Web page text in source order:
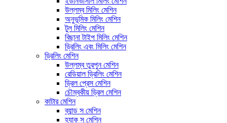
উল্লম্ব মিলিং মেশিন
অনুভূমিক মিলিং মেশিন
টুল মিলিং মেশিন
বিছানা টাইপ মিলিং মেশিন
ড্রিলিং এবং মিলিং মেশিন
ড্রিলিং মেশিন
উল্লম্ব তুরপুন মেশিন
রেডিয়াল ড্রিলিং মেশিন
ড্রিল প্রেস মেশিন
চৌম্বকীয় ড্রিল মেশিন
কাটার মেশিন
ব্যান্ড স মেশিন
হ্যাক স মেশিন